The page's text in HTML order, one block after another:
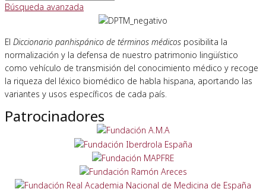
Búsqueda avanzada
El Diccionario panhispánico de términos médicos posibilita la
normalización y la defensa de nuestro patrimonio lingüístico
como vehículo de transmisión del conocimiento médico y recoge
la riqueza del léxico biomédico de habla hispana, aportando las
variantes y usos específicos de cada país.
Patrocinadores